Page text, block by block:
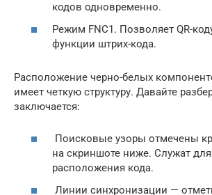
кодов одновременно.
Режим FNC1. Позволяет QR-
функции штрих-кода.
Расположение черно-белых
имеет четкую структуру. Давайте
заключается:
Поисковые узоры отмечены
на скриншоте ниже. Служат
расположения кода.
Линии синхронизации —